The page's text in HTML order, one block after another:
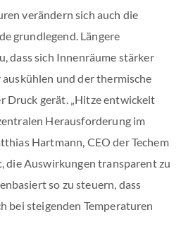
verändern sich auch die
grundlegend. Längere
dass sich Innenräume stärker
und der thermische
Druck gerät. „Hitze entwickelt
Herausforderung im
Hartmann, CEO der Techem
die Auswirkungen transparent zu
so zu steuern, dass
bei steigenden Temperaturen